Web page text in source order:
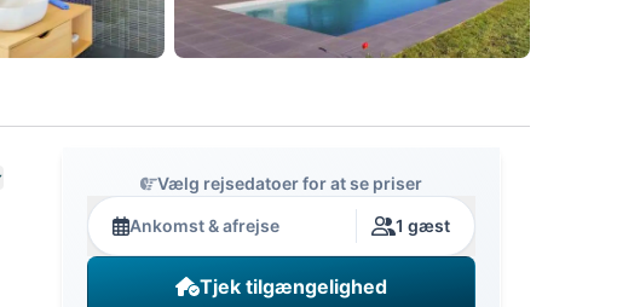
Vælg rejsedatoer for at se priser
Ankomst & afrejse 1 gæst
Tjek tilgængelighed